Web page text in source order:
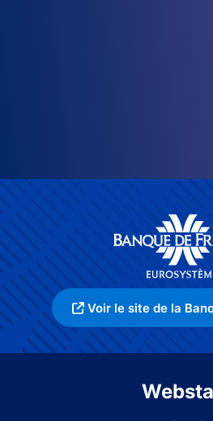
Voir le site de la